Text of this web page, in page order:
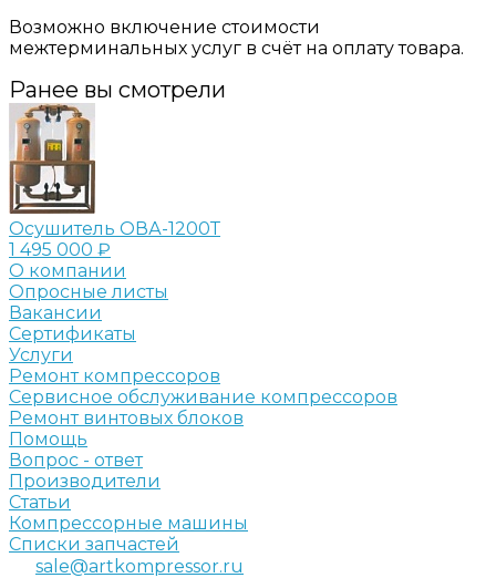
Возможно включение стоимости
межтерминальных услуг в счёт на оплату товара.
Ранее вы смотрели
Осушитель ОВА-1200Т
1 495 000 ₽
О компании
Опросные листы
Вакансии
Сертификаты
Услуги
Ремонт компрессоров
Сервисное обслуживание компрессоров
Ремонт винтовых блоков
Помощь
Вопрос - ответ
Производители
Статьи
Компрессорные машины
Списки запчастей
sale@artkompressor.ru